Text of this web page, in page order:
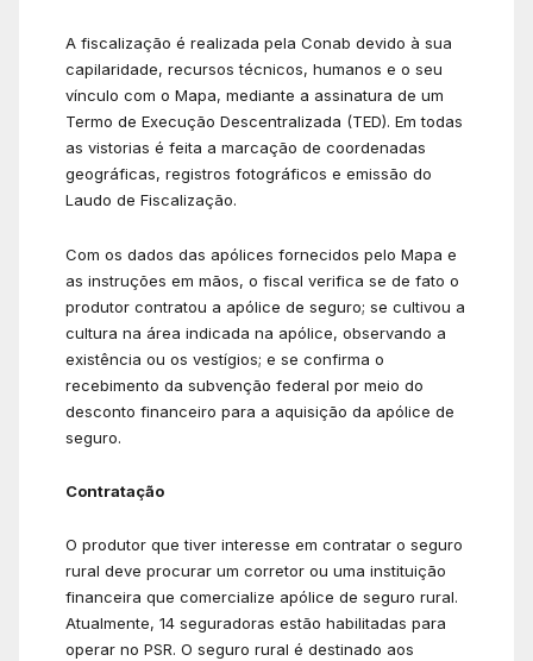
A fiscalização é realizada pela Conab devido à sua
capilaridade, recursos técnicos, humanos e o seu
vínculo com o Mapa, mediante a assinatura de um
Termo de Execução Descentralizada (TED). Em todas
as vistorias é feita a marcação de coordenadas
geográficas, registros fotográficos e emissão do
Laudo de Fiscalização.
Com os dados das apólices fornecidos pelo Mapa e
as instruções em mãos, o fiscal verifica se de fato o
produtor contratou a apólice de seguro; se cultivou a
cultura na área indicada na apólice, observando a
existência ou os vestígios; e se confirma o
recebimento da subvenção federal por meio do
desconto financeiro para a aquisição da apólice de
seguro.
Contratação
O produtor que tiver interesse em contratar o seguro
rural deve procurar um corretor ou uma instituição
financeira que comercialize apólice de seguro rural.
Atualmente, 14 seguradoras estão habilitadas para
operar no PSR. O seguro rural é destinado aos